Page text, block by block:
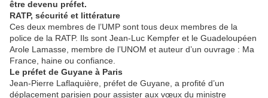
être devenu préfet.
RATP, sécurité et littérature
Ces deux membres de l’UMP sont tous deux membres de la
police de la RATP. Ils sont Jean-Luc Kempfer et le Guadeloupéen
Arole Lamasse, membre de l’UNOM et auteur d’un ouvrage : Ma
France, haine ou confiance.
Le préfet de Guyane à Paris
Jean-Pierre Laflaquière, préfet de Guyane, a profité d’un
déplacement parisien pour assister aux vœux du ministre